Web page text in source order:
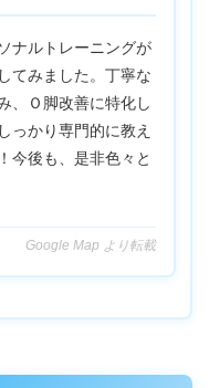
ナルトレーニングが
てみました。丁寧な
、Ｏ脚改善に特化し
っかり専門的に教え
今後も、是非色々と
Google Map より転載